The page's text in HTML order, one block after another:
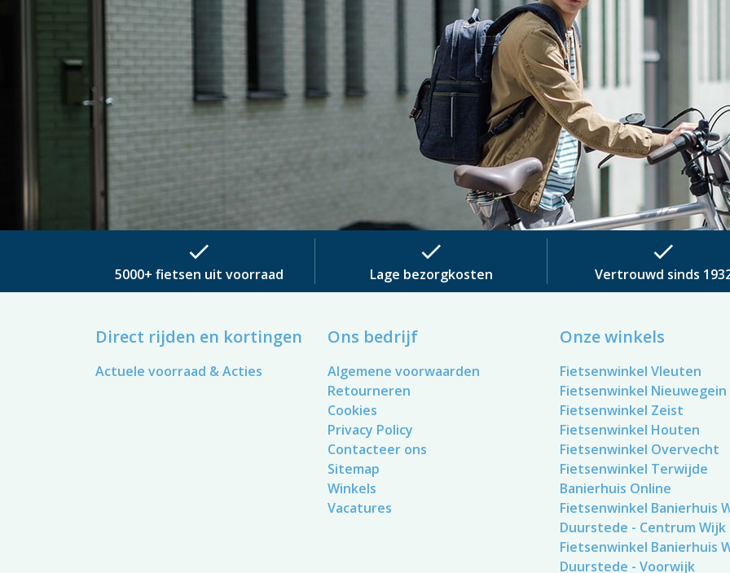
check
5000+ fietsen uit voorraad
check
Lage bezorgkosten
check
Vertrouwd sinds
Direct rijden en kortingen
Actuele voorraad & Acties
Ons bedrijf
Algemene voorwaarden
Retourneren
Cookies
Privacy Policy
Contacteer ons
Sitemap
Winkels
Vacatures
Onze winkels
Fietsenwinkel Vleuten
Fietsenwinkel Nieuwegein
Fietsenwinkel Zeist
Fietsenwinkel Houten
Fietsenwinkel Overvecht
Fietsenwinkel Terwijde
Banierhuis Online
Fietsenwinkel Banierhuis
Duurstede - Centrum Wijk
Fietsenwinkel Banierhuis
Duurstede - Voorwijk